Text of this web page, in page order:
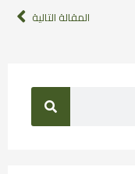
المقالة التالية